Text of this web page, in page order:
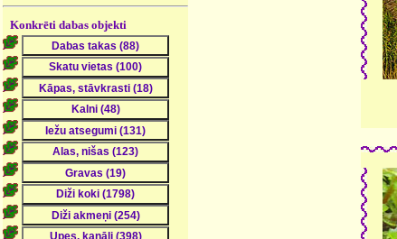
Konkrēti dabas objekti